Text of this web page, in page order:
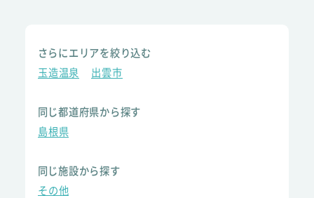
さらにエリアを絞り込む
玉造温泉
出雲市
同じ都道府県から探す
島根県
同じ施設から探す
その他